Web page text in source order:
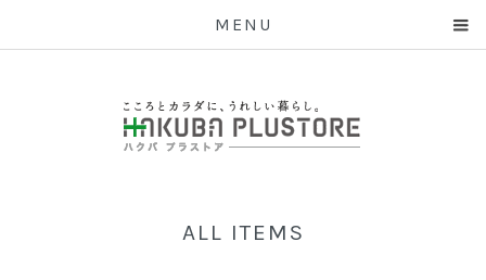
MENU
ALL ITEMS